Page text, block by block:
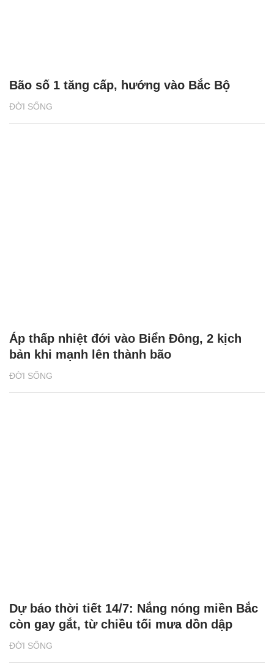
ĐỜI SỐNG
Bão số 1 tăng cấp, hướng vào Bắc Bộ
ĐỜI SỐNG
Áp thấp nhiệt đới vào Biển Đông, 2 kịch
bản khi mạnh lên thành bão
ĐỜI SỐNG
Dự báo thời tiết 14/7: Nắng nóng miền Bắc
còn gay gắt, từ chiều tối mưa dồn dập